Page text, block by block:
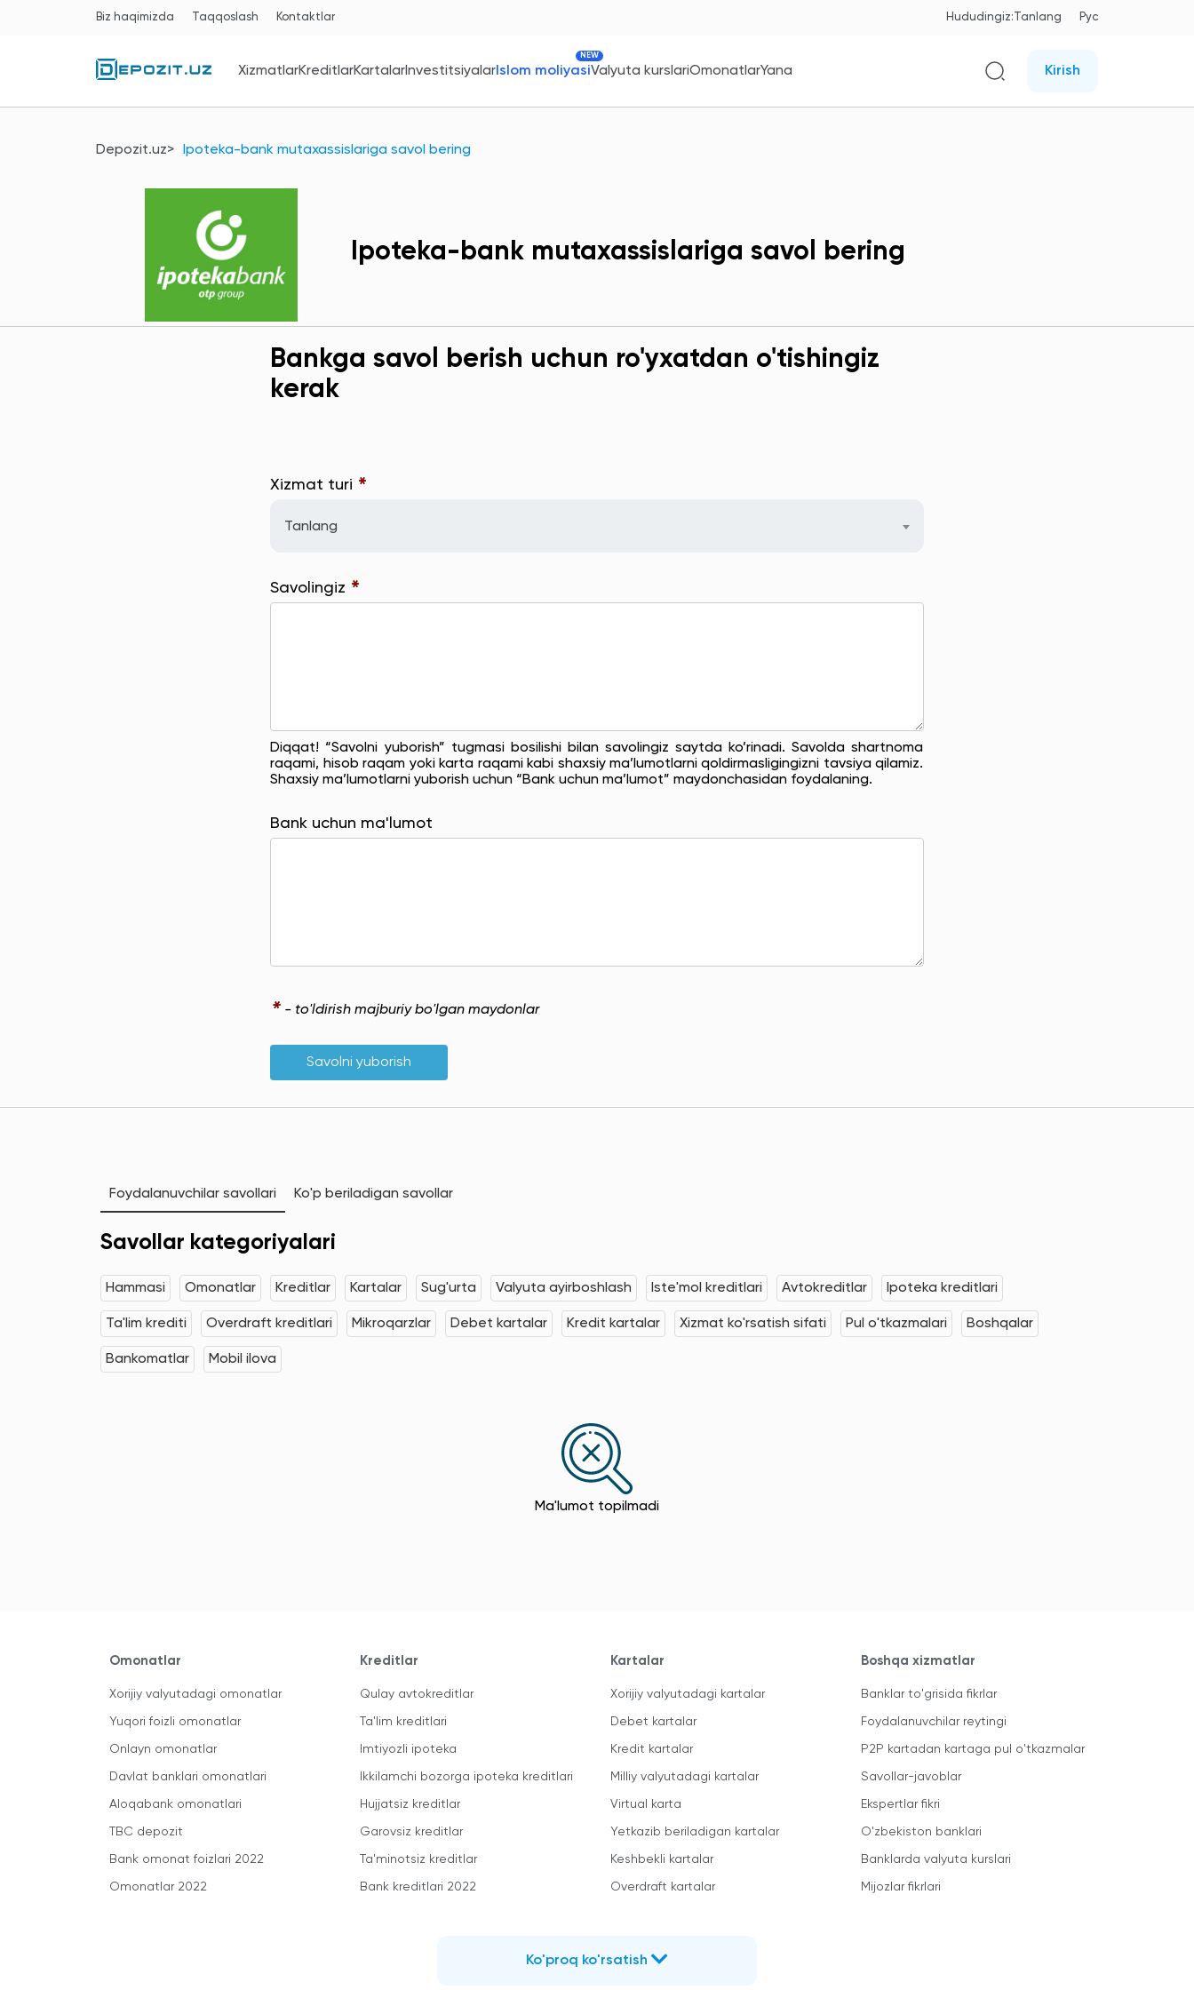
Biz haqimizda Taqqoslash Kontaktlar Hududingiz:Tanlang Рус
XizmatlarKreditlarKartalarInvestitsiyalarIslom moliyasi
NEW
Valyuta kurslariOmonatlarYana Kirish
Depozit.uz Ipoteka-bank mutaxassislariga savol bering
Ipoteka-bank mutaxassislariga savol bering
Bankga savol berish uchun ro'yxatdan o'tishingiz
kerak
Xizmat turi *
Tanlang
Savolingiz *
Diqqat! “Savolni yuborish” tugmasi bosilishi bilan savolingiz saytda ko’rinadi. Savolda shartnoma
raqami, hisob raqam yoki karta raqami kabi shaxsiy ma’lumotlarni qoldirmasligingizni tavsiya qilamiz.
Shaxsiy ma’lumotlarni yuborish uchun “Bank uchun ma’lumot” maydonchasidan foydalaning.
Bank uchun ma'lumot
* - to'ldirish majburiy bo'lgan maydonlar
Savolni yuborish
Foydalanuvchilar savollari Ko'p beriladigan savollar
Savollar kategoriyalari
Hammasi Omonatlar Kreditlar Kartalar Sug'urta Valyuta ayirboshlash Iste'mol kreditlari Avtokreditlar Ipoteka kreditlari
Ta'lim krediti Overdraft kreditlari Mikroqarzlar Debet kartalar Kredit kartalar Xizmat ko'rsatish sifati Pul o'tkazmalari Boshqalar
Bankomatlar Mobil ilova
Ma'lumot topilmadi
Omonatlar
Xorijiy valyutadagi omonatlar
Yuqori foizli omonatlar
Onlayn omonatlar
Davlat banklari omonatlari
Aloqabank omonatlari
TBC depozit
Bank omonat foizlari 2022
Omonatlar 2022
Kreditlar
Qulay avtokreditlar
Ta'lim kreditlari
Imtiyozli ipoteka
Ikkilamchi bozorga ipoteka kreditlari
Hujjatsiz kreditlar
Garovsiz kreditlar
Ta'minotsiz kreditlar
Bank kreditlari 2022
Kartalar
Xorijiy valyutadagi kartalar
Debet kartalar
Kredit kartalar
Milliy valyutadagi kartalar
Virtual karta
Yetkazib beriladigan kartalar
Keshbekli kartalar
Overdraft kartalar
Boshqa xizmatlar
Banklar to'grisida fikrlar
Foydalanuvchilar reytingi
P2P kartadan kartaga pul o'tkazmalar
Savollar-javoblar
Ekspertlar fikri
O'zbekiston banklari
Banklarda valyuta kurslari
Mijozlar fikrlari
Ko'proq ko'rsatish